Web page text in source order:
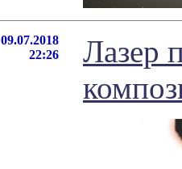
09.07.2018
22:26
Лазер